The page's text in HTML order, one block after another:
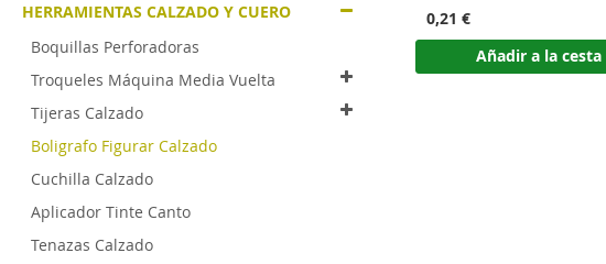
0,21 €
Añadir a la cesta
HERRAMIENTAS CALZADO Y CUERO
Boquillas Perforadoras
Troqueles Máquina Media Vuelta
Tijeras Calzado
Boligrafo Figurar Calzado
Cuchilla Calzado
Aplicador Tinte Canto
Tenazas Calzado